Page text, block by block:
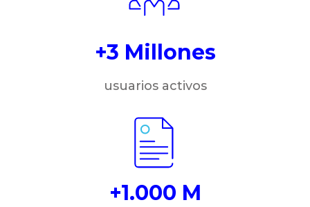
+3 Millones
usuarios activos
+1.000 M